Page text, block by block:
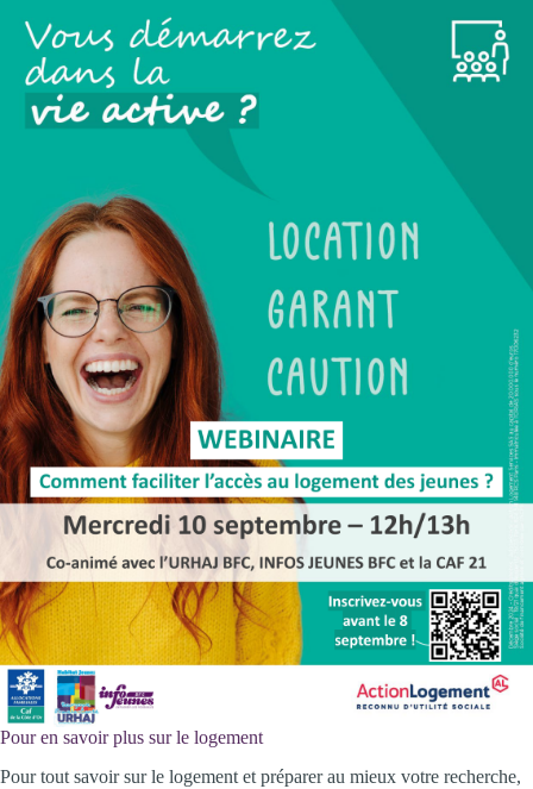
Pour en savoir plus sur le logement
Pour tout savoir sur le logement et préparer au mieux votre recherche,